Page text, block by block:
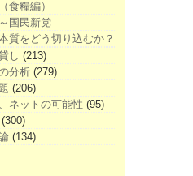
食糧編）
国民新党
質をどう切り込むか？
し (213)
分析 (279)
(206)
ネットの可能性 (95)
(300)
(134)